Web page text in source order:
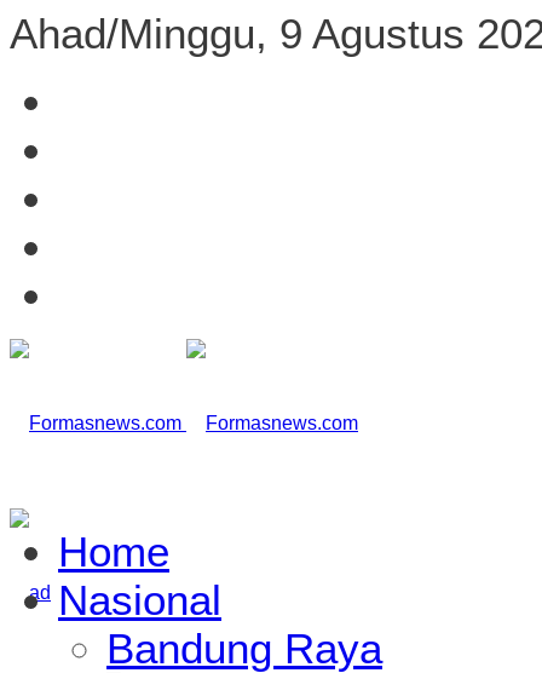
Ahad/Minggu, 9 Agustus
Home
Nasional
Bandung Raya